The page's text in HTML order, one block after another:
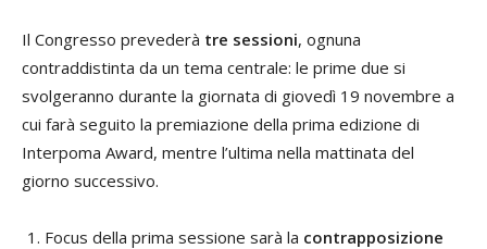
Il Congresso prevederà tre sessioni, ognuna
contraddistinta da un tema centrale: le prime due si
svolgeranno durante la giornata di giovedì 19 novembre a
cui farà seguito la premiazione della prima edizione di
Interpoma Award, mentre l’ultima nella mattinata del
giorno successivo.
Focus della prima sessione sarà la contrapposizione